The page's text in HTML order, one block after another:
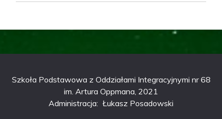
Szkoła Podstawowa z Oddziałami Integracyjnymi nr 68
im. Artura Oppmana, 2021
Administracja: Łukasz Posadowski